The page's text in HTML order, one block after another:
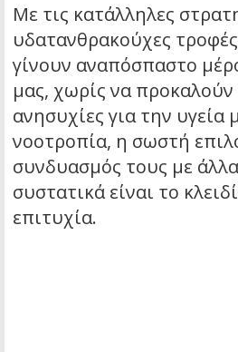
Με τις κατάλληλες
υδατανθρακούχες
γίνουν αναπόσπαστο
μας, χωρίς να προκαλούν
ανησυχίες για την υγεία
νοοτροπία, η σωστή
συνδυασμός τους με
συστατικά είναι το
επιτυχία.